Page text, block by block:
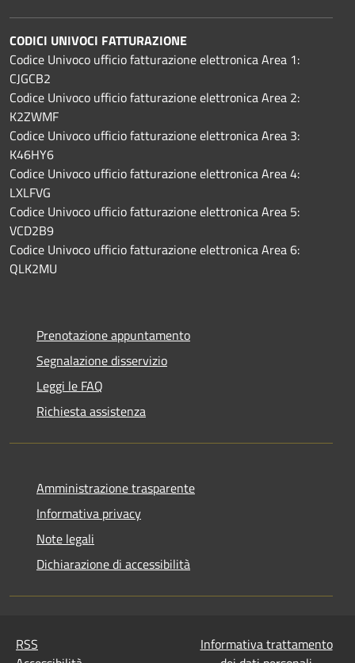
CODICI UNIVOCI FATTURAZIONE
Codice Univoco ufficio fatturazione elettronica Area 1:
CJGCB2
Codice Univoco ufficio fatturazione elettronica Area 2:
K2ZWMF
Codice Univoco ufficio fatturazione elettronica Area 3:
K46HY6
Codice Univoco ufficio fatturazione elettronica Area 4:
LXLFVG
Codice Univoco ufficio fatturazione elettronica Area 5:
VCD2B9
Codice Univoco ufficio fatturazione elettronica Area 6:
QLK2MU
Prenotazione appuntamento
Segnalazione disservizio
Leggi le FAQ
Richiesta assistenza
Amministrazione trasparente
Informativa privacy
Note legali
Dichiarazione di accessibilità
RSS
Informativa trattamento